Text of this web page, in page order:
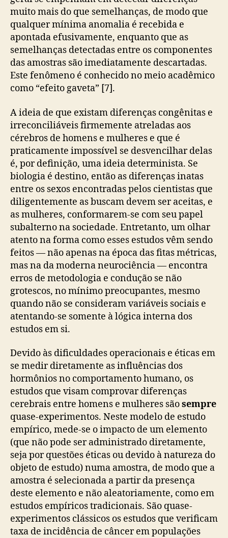
muito mais do que semelhanças, de modo que
qualquer mínima anomalia é recebida e
apontada efusivamente, enquanto que as
semelhanças detectadas entre os componentes
das amostras são imediatamente descartadas.
Este fenômeno é conhecido no meio acadêmico
como “efeito gaveta” [7].
A ideia de que existam diferenças congênitas e
irreconciliáveis firmemente atreladas aos
cérebros de homens e mulheres e que é
praticamente impossível se desvencilhar delas
é, por definição, uma ideia determinista. Se
biologia é destino, então as diferenças inatas
entre os sexos encontradas pelos cientistas que
diligentemente as buscam devem ser aceitas, e
as mulheres, conformarem-se com seu papel
subalterno na sociedade. Entretanto, um olhar
atento na forma como esses estudos vêm sendo
feitos — não apenas na época das fitas métricas,
mas na da moderna neurociência — encontra
erros de metodologia e condução se não
grotescos, no mínimo preocupantes, mesmo
quando não se consideram variáveis sociais e
atentando-se somente à lógica interna dos
estudos em si.
Devido às dificuldades operacionais e éticas em
se medir diretamente as influências dos
hormônios no comportamento humano, os
estudos que visam comprovar diferenças
cerebrais entre homens e mulheres sãosempre
quase-experimentos. Neste modelo de estudo
empírico, mede-se o impacto de um elemento
(que não pode ser administrado diretamente,
seja por questões éticas ou devido à natureza do
objeto de estudo) numa amostra, de modo que a
amostra é selecionada a partir da presença
deste elemento e não aleatoriamente, como em
estudos empíricos tradicionais. São quase-
experimentos clássicos os estudos que verificam
taxa de incidência de câncer em populações